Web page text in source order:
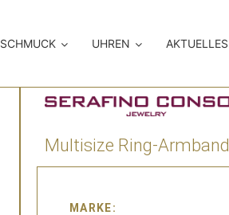
SCHMUCK UHREN AKTUELLES
Multisize Ring-Armband
MARKE